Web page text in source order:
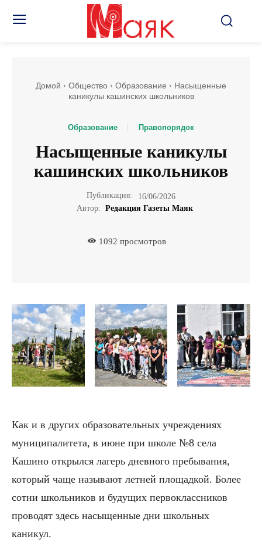
Домой Общество Образование
Насыщенные
каникулы кашинских школьников
Образование Правопорядок
Насыщенные каникулы
кашинских школьников
Публикация:
16/06/2026
Автор: Редакция Газеты Маяк
1092 просмотров
Как и в других образовательных учреждениях
муниципалитета, в июне при школе №8 села
Кашино открылся лагерь дневного пребывания,
который чаще называют летней площадкой. Более
сотни школьников и будущих первоклассников
проводят здесь насыщенные дни школьных
каникул.